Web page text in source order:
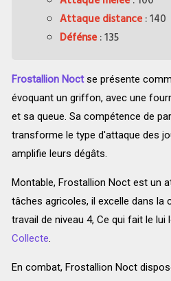
Attaque distance: 140
Défénse : 135
Frostallion Noctse présente
évoquant un griffon, avec une
et sa queue. Sa compétence de
transforme le type d'attaque des
amplifie leurs dégâts.
Montable, Frostallion Noct est un
tâches agricoles, il excelle dans la
travail de niveau 4, Ce qui fait le lui
Collecte.
En combat, Frostallion Noct